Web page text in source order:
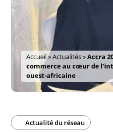
Accueil»Actualités»Accra
commerce au cœur de
ouest-africaine
Actualité du réseau